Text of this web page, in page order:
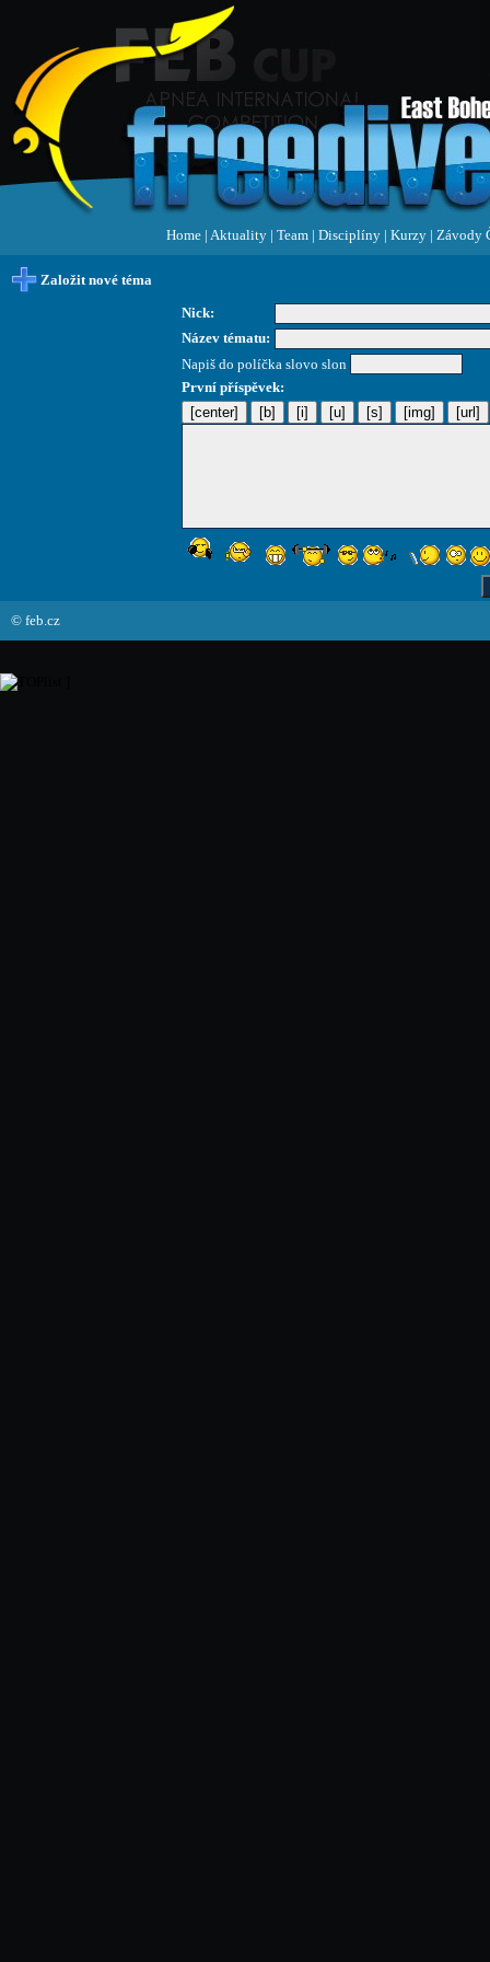
Home | Aktuality | Team | Disciplíny | Kurzy | Závody
Založit nové téma
Nick:
Název tématu:
Napiš do políčka slovo slon
První příspěvek:
© feb.cz